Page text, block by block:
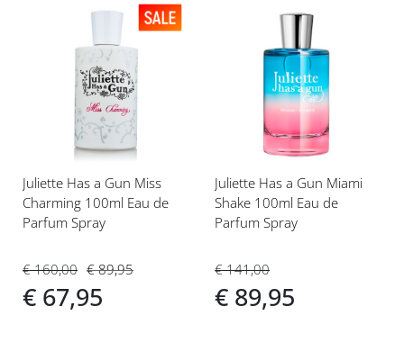
verlanglijst
Juliette Has a Gun Miss
Charming 100ml Eau de
Parfum Spray
€ 160,00
€ 67,95
€ 89,95
verlanglijst
Juliette Has a Gun Miami
Shake 100ml Eau de
Parfum Spray
€ 141,00
€ 89,95